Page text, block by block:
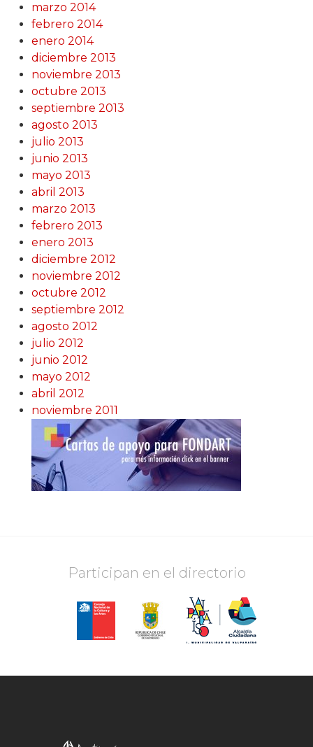
marzo 2014
febrero 2014
enero 2014
diciembre 2013
noviembre 2013
octubre 2013
septiembre 2013
agosto 2013
julio 2013
junio 2013
mayo 2013
abril 2013
marzo 2013
febrero 2013
enero 2013
diciembre 2012
noviembre 2012
octubre 2012
septiembre 2012
agosto 2012
julio 2012
junio 2012
mayo 2012
abril 2012
noviembre 2011
Participan en el directorio